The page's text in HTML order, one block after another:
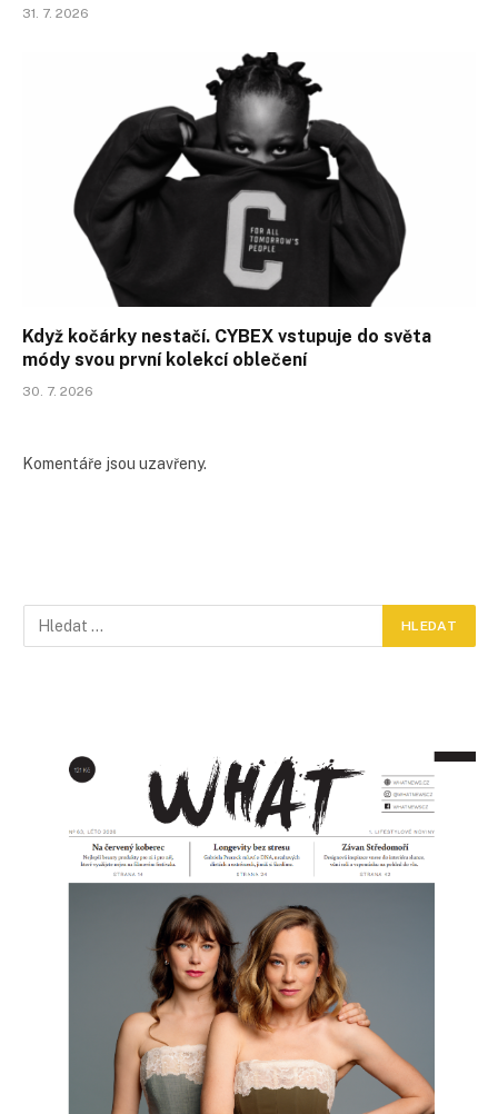
31. 7. 2026
Když kočárky nestačí. CYBEX vstupuje do světa
módy svou první kolekcí oblečení
30. 7. 2026
Komentáře jsou uzavřeny.